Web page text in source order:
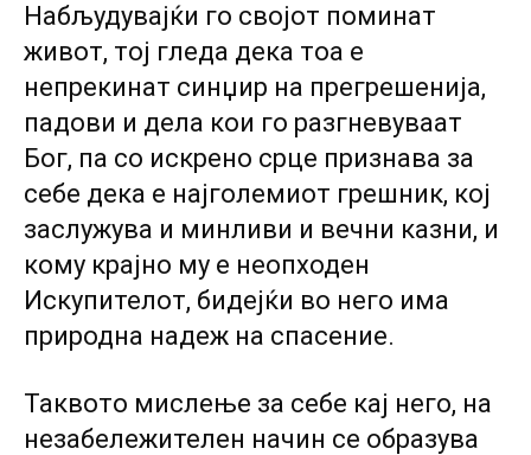
Набљудувајќи го својот поминат
живот, тој гледа дека тоа е
непрекинат синџир на прегрешенија,
падови и дела кои го разгневуваат
Бог, па co искрено срце признава за
себе дека е најголемиот грешник, кој
заслужува и минливи и вечни казни, и
кому крајно му е неопходен
Искупителот, бидејќи во него има
природна надеж на спасение.
Таквото мислење за себе кај него, на
незабележителен начин се образува